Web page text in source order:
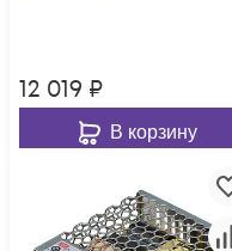
12 019 ₽
В корзину